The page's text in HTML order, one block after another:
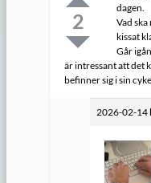
2
dagen.
Vad
kissat
Går
är intressant att det
befinner sig i sin
2026-02-14